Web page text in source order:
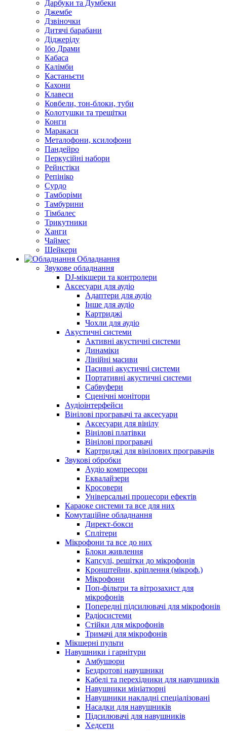
Дарбуки та Думбеки
Джембе
Дзвіночки
Дитячі барабани
Діджеріду
Ібо Драми
Кабаса
Калімби
Кастаньєти
Кахони
Клавеси
Ковбели, тон-блоки, туби
Колотушки та трещітки
Конги
Маракаси
Металофони, ксилофони
Пандейро
Перкусійні набори
Рейнстіки
Репініко
Сурдо
Тамборіми
Тамбурини
Тімбалес
Трикутники
Ханги
Чаймес
Шейкери
Обладнання
Звукове обладнання
DJ-мікшери та контролери
Аксесуари для аудіо
Адаптери для аудіо
Інше для аудіо
Картриджі
Чохли для аудіо
Акустичні системи
Активні акустичні системи
Динаміки
Лінійні масиви
Пасивні акустичні системи
Портативні акустичні системи
Сабвуфери
Сценічні монітори
Аудіоінтерфейси
Вінілові програвачі та аксесуари
Аксесуари для вінілу
Вінілові платівки
Вінілові програвачі
Картриджі для вінілових програвачів
Звукові обробки
Аудіо компресори
Еквалайзери
Кросовери
Універсальні процесори ефектів
Караоке системи та все для них
Комутаційне обладнання
Директ-бокси
Сплітери
Мікрофони та все до них
Блоки живлення
Капсулі, решітки до мікрофонів
Кронштейни, кріплення (мікроф.)
Мікрофони
Поп-фільтри та вітрозахист для
мікрофонів
Попередні підсилювачі для мікрофонів
Радіосистеми
Стійки для мікрофонів
Тримачі для мікрофонів
Мікшерні пульти
Навушники і гарнітури
Амбушюри
Бездротові навушники
Кабелі та перехідники для навушників
Навушники мініатюрні
Навушники накладні спеціалізовані
Насадки для навушників
Підсилювачі для навушників
Хедсети